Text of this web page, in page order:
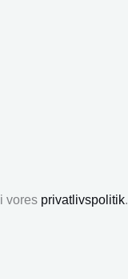
vores privatlivspolitik.